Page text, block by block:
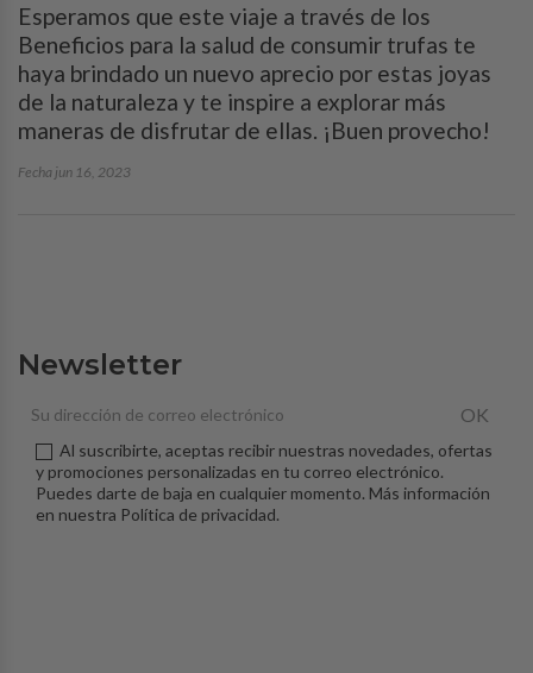
Esperamos que este viaje a través de los
Beneficios para la salud de consumir trufas te
haya brindado un nuevo aprecio por estas joyas
de la naturaleza y te inspire a explorar más
maneras de disfrutar de ellas. ¡Buen provecho!
Fecha jun 16, 2023
Newsletter
OK
Al suscribirte, aceptas recibir nuestras novedades, ofertas
y promociones personalizadas en tu correo electrónico.
Puedes darte de baja en cualquier momento. Más información
en nuestra Política de privacidad.